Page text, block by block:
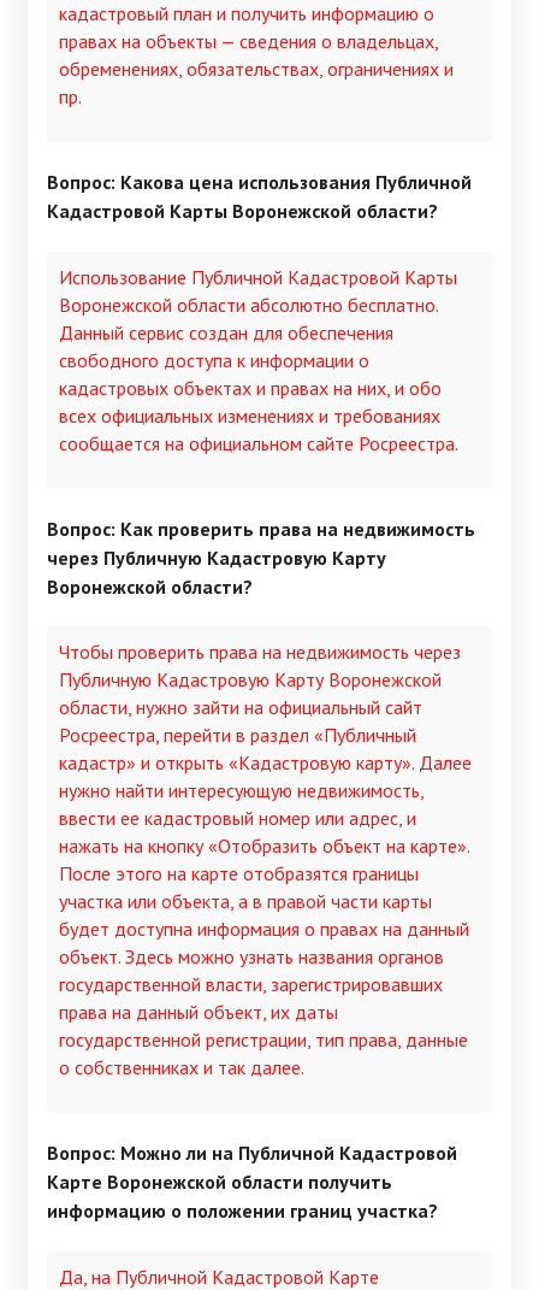
кадастровый план и получить информацию о
правах на объекты — сведения о владельцах,
обременениях, обязательствах, ограничениях и
пр.
Вопрос: Какова цена использования Публичной
Кадастровой Карты Воронежской области?
Использование Публичной Кадастровой Карты
Воронежской области абсолютно бесплатно.
Данный сервис создан для обеспечения
свободного доступа к информации о
кадастровых объектах и правах на них, и обо
всех официальных изменениях и требованиях
сообщается на официальном сайте Росреестра.
Вопрос: Как проверить права на недвижимость
через Публичную Кадастровую Карту
Воронежской области?
Чтобы проверить права на недвижимость через
Публичную Кадастровую Карту Воронежской
области, нужно зайти на официальный сайт
Росреестра, перейти в раздел «Публичный
кадастр» и открыть «Кадастровую карту». Далее
нужно найти интересующую недвижимость,
ввести ее кадастровый номер или адрес, и
нажать на кнопку «Отобразить объект на карте».
После этого на карте отобразятся границы
участка или объекта, а в правой части карты
будет доступна информация о правах на данный
объект. Здесь можно узнать названия органов
государственной власти, зарегистрировавших
права на данный объект, их даты
государственной регистрации, тип права, данные
о собственниках и так далее.
Вопрос: Можно ли на Публичной Кадастровой
Карте Воронежской области получить
информацию о положении границ участка?
Да, на Публичной Кадастровой Карте